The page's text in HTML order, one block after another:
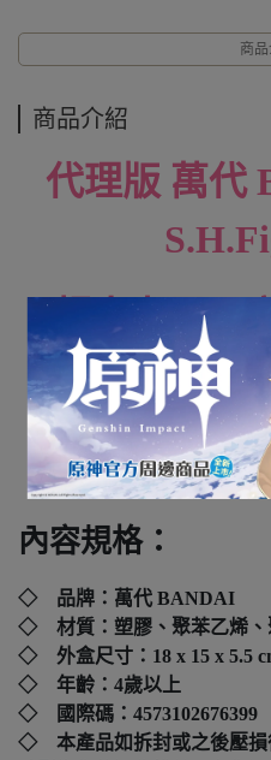
商
商品介紹
代理版 萬代
超人力霸王
全新
下標前
內容規格：
◇ 品牌： 萬代 BANDAI
◇ 材質：塑膠、聚苯乙烯、
◇ 外盒尺寸： 18 x 15 x 5.5
◇ 年齡：4歲以上
◇ 國際碼： 4573102676399
◇ 本產品如拆封或之後壓損